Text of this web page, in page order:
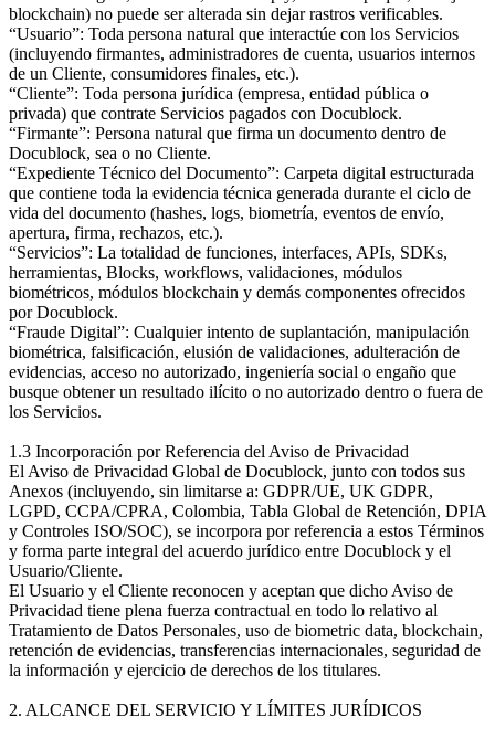
blockchain) no puede ser alterada sin dejar rastros verificables.
“Usuario”: Toda persona natural que interactúe con los Servicios
(incluyendo firmantes, administradores de cuenta, usuarios internos
de un Cliente, consumidores finales, etc.).
“Cliente”: Toda persona jurídica (empresa, entidad pública o
privada) que contrate Servicios pagados con Docublock.
“Firmante”: Persona natural que firma un documento dentro de
Docublock, sea o no Cliente.
“Expediente Técnico del Documento”: Carpeta digital estructurada
que contiene toda la evidencia técnica generada durante el ciclo de
vida del documento (hashes, logs, biometría, eventos de envío,
apertura, firma, rechazos, etc.).
“Servicios”: La totalidad de funciones, interfaces, APIs, SDKs,
herramientas, Blocks, workflows, validaciones, módulos
biométricos, módulos blockchain y demás componentes ofrecidos
por Docublock.
“Fraude Digital”: Cualquier intento de suplantación, manipulación
biométrica, falsificación, elusión de validaciones, adulteración de
evidencias, acceso no autorizado, ingeniería social o engaño que
busque obtener un resultado ilícito o no autorizado dentro o fuera de
los Servicios.
1.3 Incorporación por Referencia del Aviso de Privacidad
El Aviso de Privacidad Global de Docublock, junto con todos sus
Anexos (incluyendo, sin limitarse a: GDPR/UE, UK GDPR,
LGPD, CCPA/CPRA, Colombia, Tabla Global de Retención, DPIA
y Controles ISO/SOC), se incorpora por referencia a estos Términos
y forma parte integral del acuerdo jurídico entre Docublock y el
Usuario/Cliente.
El Usuario y el Cliente reconocen y aceptan que dicho Aviso de
Privacidad tiene plena fuerza contractual en todo lo relativo al
Tratamiento de Datos Personales, uso de biometric data, blockchain,
retención de evidencias, transferencias internacionales, seguridad de
la información y ejercicio de derechos de los titulares.
2. ALCANCE DEL SERVICIO Y LÍMITES JURÍDICOS